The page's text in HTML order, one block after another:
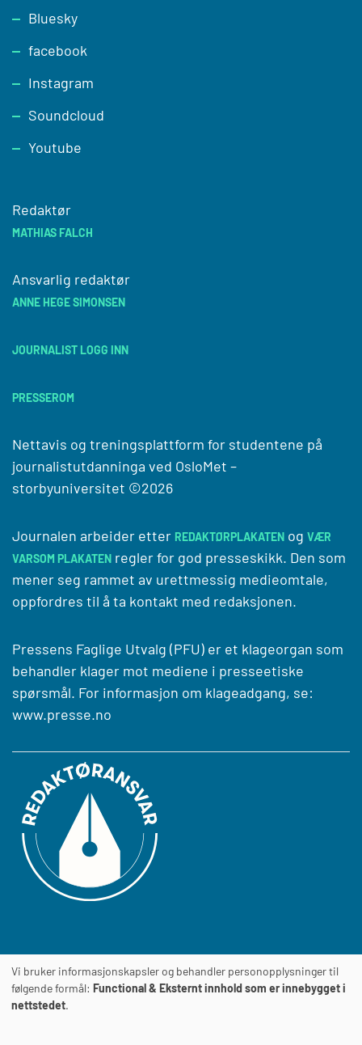
Footer
Bluesky
facebook
Instagram
Soundcloud
Youtube
Redaktør
MATHIAS FALCH
Ansvarlig redaktør
ANNE HEGE SIMONSEN
JOURNALIST LOGG INN
PRESSEROM
Nettavis og treningsplattform for studentene på
journalistutdanninga ved OsloMet –
storbyuniversitet ©2026
Journalen arbeider etter REDAKTØRPLAKATEN og VÆR
VARSOM PLAKATEN regler for god presseskikk. Den som
mener seg rammet av urettmessig medieomtale,
oppfordres til å ta kontakt med redaksjonen.
Pressens Faglige Utvalg (PFU) er et klageorgan som
behandler klager mot mediene i presseetiske
spørsmål. For informasjon om klageadgang, se:
www.presse.no
Journalens TILGJENGELIGHETSERKLÆRING
Vi bruker informasjonskapsler og behandler personopplysninger til
følgende formål: Functional & Eksternt innhold som er innebygget i
nettstedet.